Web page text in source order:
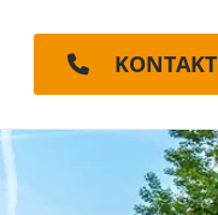
KONTAKT